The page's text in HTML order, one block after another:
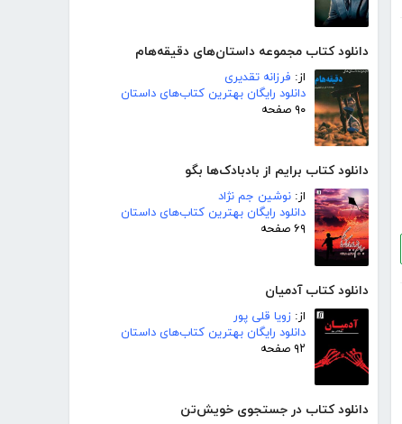
دانلود کتاب مجموعه داستان‌های دقیقه‌هام
از: فرزانه تقدیری
دانلود رایگان بهترین کتاب‌های داستان
۹۰ صفحه
دانلود کتاب برایم از بادبادک‌ها بگو
از: نوشین جم نژاد
دانلود رایگان بهترین کتاب‌های داستان
۶۹ صفحه
دانلود کتاب آدمیان
از: زویا قلی پور
دانلود رایگان بهترین کتاب‌های داستان
۹۲ صفحه
دانلود کتاب در جستجوی خویش‌تن